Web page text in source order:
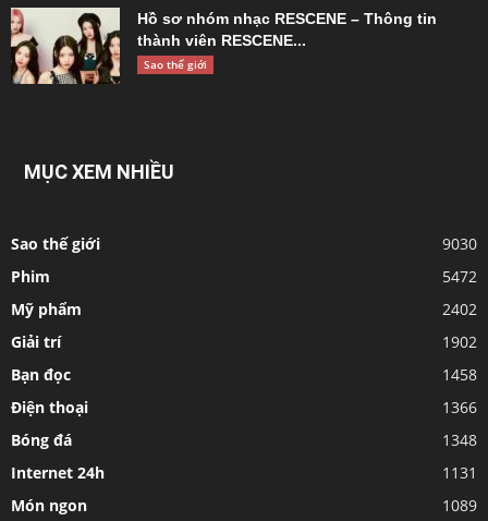
Hồ sơ nhóm nhạc RESCENE – Thông tin
thành viên RESCENE...
Sao thế giới
MỤC XEM NHIỀU
Sao thế giới
9030
Phim
5472
Mỹ phẩm
2402
Giải trí
1902
Bạn đọc
1458
Điện thoại
1366
Bóng đá
1348
Internet 24h
1131
Món ngon
1089